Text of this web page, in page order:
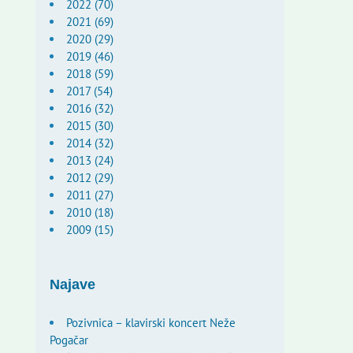
2022 (70)
2021 (69)
2020 (29)
2019 (46)
2018 (59)
2017 (54)
2016 (32)
2015 (30)
2014 (32)
2013 (24)
2012 (29)
2011 (27)
2010 (18)
2009 (15)
Najave
Pozivnica – klavirski koncert Neže
Pogačar